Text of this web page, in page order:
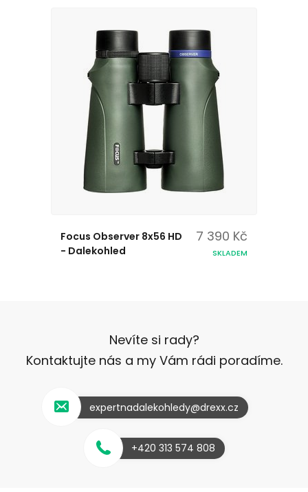
Focus Observer 8x56 HD
- Dalekohled
7 390 Kč
SKLADEM
Nevíte si rady?
Kontaktujte nás a my Vám rádi poradíme.
expertnadalekohledy@drexx.cz
+420 313 574 808